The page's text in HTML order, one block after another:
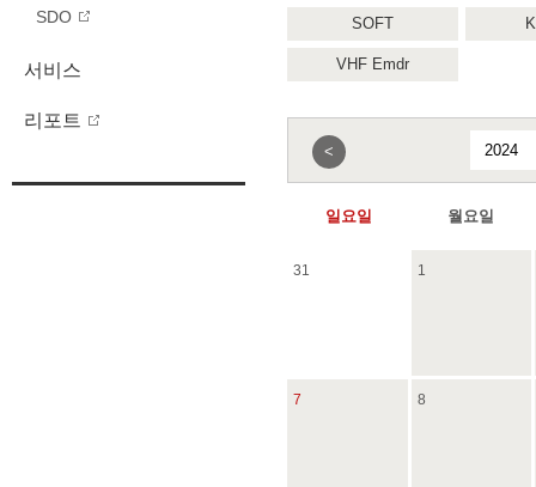
SDO
서비스
리포트
SOFT
VHF Emdr
<
일요일 월요일
31 1
7 8